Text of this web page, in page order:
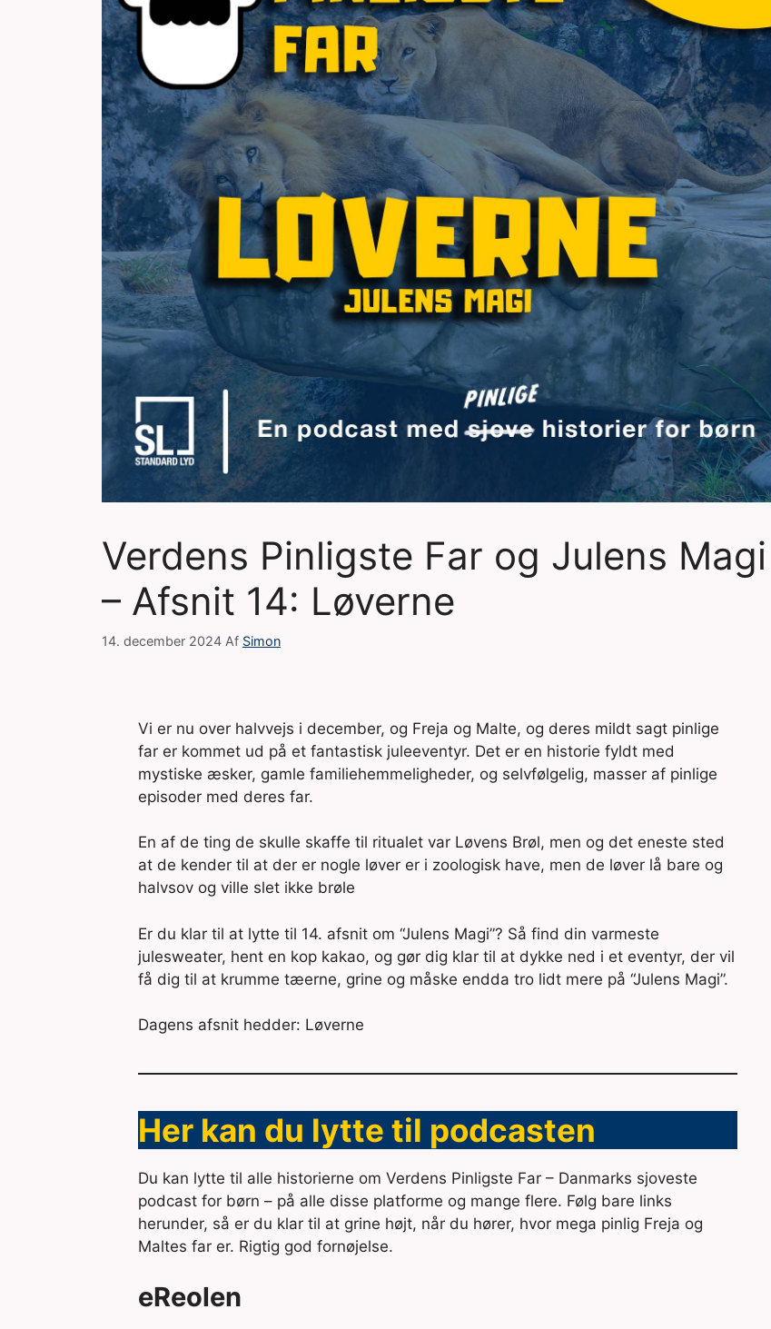
Verdens Pinligste Far og Julens Magi
– Afsnit 14: Løverne
14. december 2024 Af Simon
Vi er nu over halvvejs i december, og Freja og Malte, og deres mildt sagt pinlige
far er kommet ud på et fantastisk juleeventyr. Det er en historie fyldt med
mystiske æsker, gamle familiehemmeligheder, og selvfølgelig, masser af pinlige
episoder med deres far.
En af de ting de skulle skaffe til ritualet var Løvens Brøl, men og det eneste sted
at de kender til at der er nogle løver er i zoologisk have, men de løver lå bare og
halvsov og ville slet ikke brøle
Er du klar til at lytte til 14. afsnit om “Julens Magi”? Så find din varmeste
julesweater, hent en kop kakao, og gør dig klar til at dykke ned i et eventyr, der vil
få dig til at krumme tæerne, grine og måske endda tro lidt mere på “Julens Magi”.
Dagens afsnit hedder: Løverne
Her kan du lytte til podcasten
Du kan lytte til alle historierne om Verdens Pinligste Far – Danmarks sjoveste
podcast for børn – på alle disse platforme og mange flere. Følg bare links
herunder, så er du klar til at grine højt, når du hører, hvor mega pinlig Freja og
Maltes far er. Rigtig god fornøjelse.
eReolen